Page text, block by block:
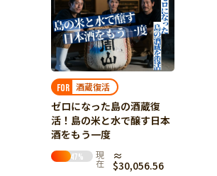
FOR 酒蔵復活
ゼロになった島の酒蔵復
活！島の米と水で醸す日本
酒をもう一度
47% 現
在
≈
$30,056.56